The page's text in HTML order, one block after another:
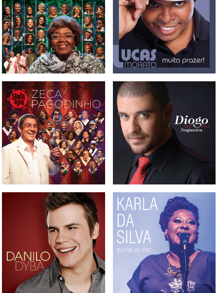
BOX, CD, DVD E BLU-
RAYSAMBABOOK DONA
IVONE LARA
CD LUCAS MORATO -
MUITO PRAZER
BOX, CD, DVD E BLURAY
SAMBABOOK ZECA
PAGODINHO
CD DIOGO NOGUEIRA -
MAIS AMOR
CD DANILO DYBA
DVD KARLA DA SILVA -
QUINTAL AO VIVO